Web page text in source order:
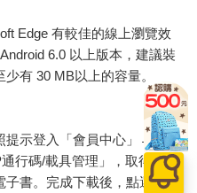
Edge 有較佳的線上瀏覽效
6.0 以上版本，建議裝
有 30 MB以上的容量。
提示登入「會員中心」→「我
行碼/載具管理」，取得通行
子書。完成下載後，點選任一